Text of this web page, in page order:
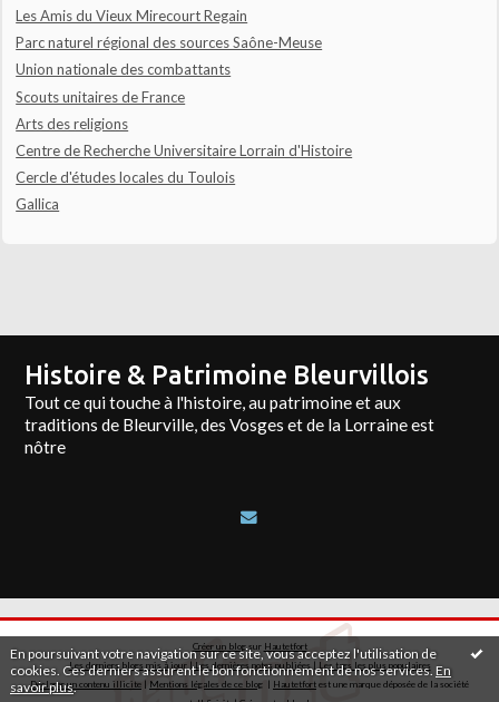
En poursuivant votre navigation sur ce site, vous acceptez l'utilisation de
cookies. Ces derniers assurent le bon fonctionnement de nos services. En
savoir plus.
Les Amis du Vieux Mirecourt Regain
Parc naturel régional des sources Saône-Meuse
Union nationale des combattants
Scouts unitaires de France
Arts des religions
Centre de Recherche Universitaire Lorrain d'Histoire
Cercle d'études locales du Toulois
Gallica
Histoire & Patrimoine Bleurvillois
Tout ce qui touche à l'histoire, au patrimoine et aux
traditions de Bleurville, des Vosges et de la Lorraine est
nôtre
Créer un blogsur Hautetfort
Les derniers blogs mis à jour| Les dernières notes publiées | Les tags les plus populaires
Déclarer un contenu illicite | Mentions légales de ce blog | Hautetfort est une marque déposée de la société